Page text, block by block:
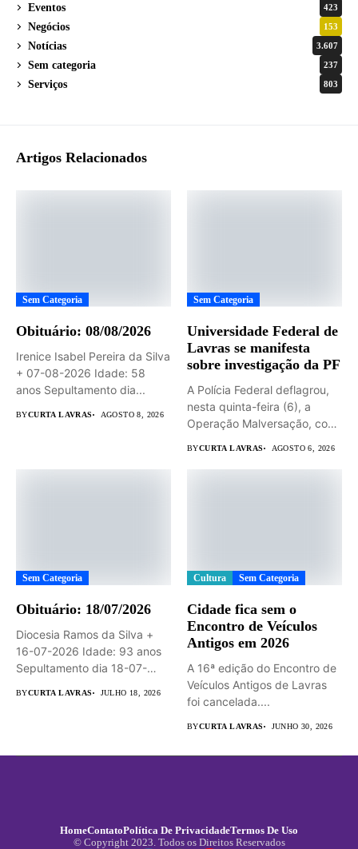
Eventos 423
Negócios 153
Notícias 3.607
Sem categoria 237
Serviços 803
Artigos Relacionados
Sem Categoria
Obituário: 08/08/2026
Irenice Isabel Pereira da Silva
+ 07-08-2026 Idade: 58
anos Sepultamento dia...
BYCURTA LAVRAS AGOSTO 8, 2026
Sem Categoria
Universidade Federal de
Lavras se manifesta
sobre investigação da PF
A Polícia Federal deflagrou,
nesta quinta-feira (6), a
Operação Malversação, com
BYCURTA LAVRAS AGOSTO 6, 2026
Sem Categoria
Obituário: 18/07/2026
Diocesia Ramos da Silva +
16-07-2026 Idade: 93 anos
Sepultamento dia 18-07-
BYCURTA LAVRAS JULHO 18, 2026
Cultura Sem Categoria
Cidade fica sem o
Encontro de Veículos
Antigos em 2026
A 16ª edição do Encontro de
Veículos Antigos de Lavras
foi cancelada....
BYCURTA LAVRAS JUNHO 30, 2026
HomeContatoPolítica De PrivacidadeTermos De Uso
© Copyright 2023. Todos os Direitos Reservados